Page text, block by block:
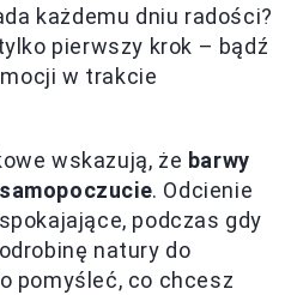
każdemu dniu radości?
pierwszy krok – bądź
w trakcie
wskazują, że barwy
. Odcienie
podczas gdy
natury do
pomyśleć, co chcesz